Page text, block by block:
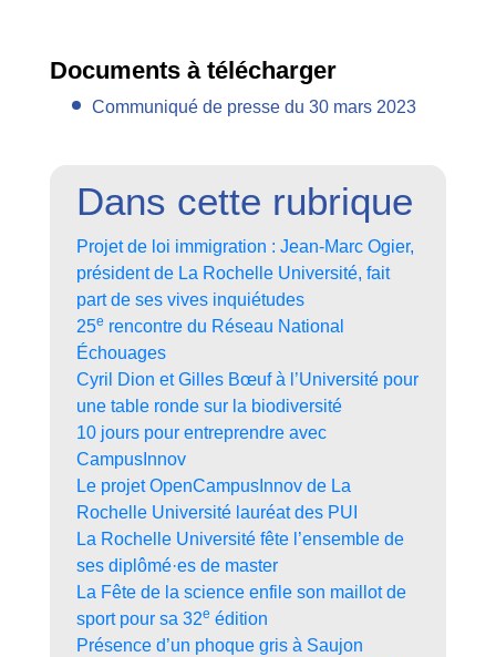
Documents à télécharger
Communiqué de presse du 30 mars 2023
Dans cette rubrique
Projet de loi immigration : Jean-Marc Ogier,
président de La Rochelle Université, fait
part de ses vives inquiétudes
25e rencontre du Réseau National
Échouages
Cyril Dion et Gilles Bœuf à l’Université pour
une table ronde sur la biodiversité
10 jours pour entreprendre avec
CampusInnov
Le projet OpenCampusInnov de La
Rochelle Université lauréat des PUI
La Rochelle Université fête l’ensemble de
ses diplômé·es de master
La Fête de la science enfile son maillot de
sport pour sa 32e édition
Présence d’un phoque gris à Saujon